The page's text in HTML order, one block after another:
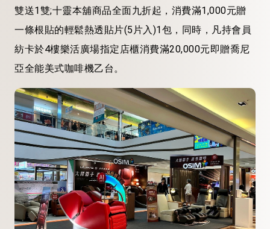
雙送1雙;十靈本舖商品全面九折起，消費滿1,000元贈
一條根貼的輕鬆熱透貼片(5片入)1包，同時，凡持會員
紡卡於4樓樂活廣場指定店櫃消費滿20,000元即贈喬尼
亞全能美式咖啡機乙台。